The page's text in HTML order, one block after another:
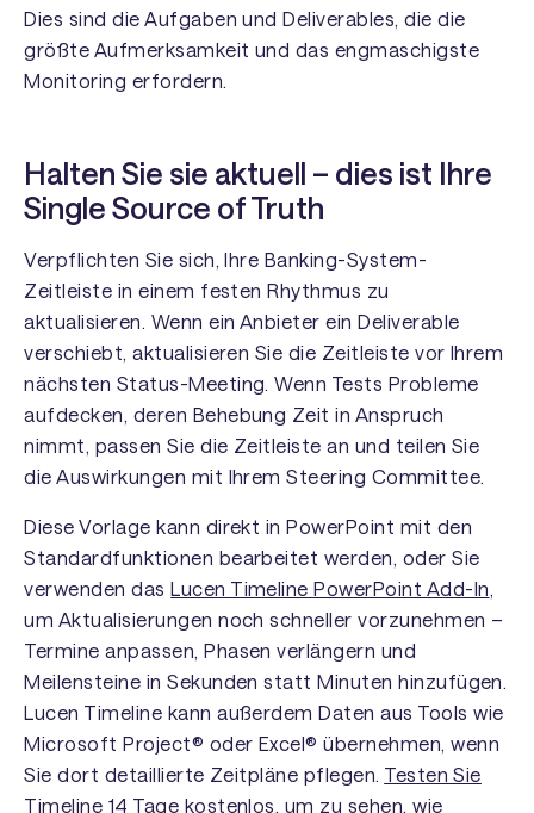
Dies sind die Aufgaben und Deliverables, die die
größte Aufmerksamkeit und das engmaschigste
Monitoring erfordern.
Halten Sie sie aktuell – dies ist Ihre
Single Source of Truth
Verpflichten Sie sich, Ihre Banking-System-
Zeitleiste in einem festen Rhythmus zu
aktualisieren. Wenn ein Anbieter ein Deliverable
verschiebt, aktualisieren Sie die Zeitleiste vor Ihrem
nächsten Status-Meeting. Wenn Tests Probleme
aufdecken, deren Behebung Zeit in Anspruch
nimmt, passen Sie die Zeitleiste an und teilen Sie
die Auswirkungen mit Ihrem Steering Committee.
Diese Vorlage kann direkt in PowerPoint mit den
Standardfunktionen bearbeitet werden, oder Sie
verwenden dasLucen Timeline PowerPoint Add-In,
um Aktualisierungen noch schneller vorzunehmen –
Termine anpassen, Phasen verlängern und
Meilensteine in Sekunden statt Minuten hinzufügen.
Lucen Timeline kann außerdem Daten aus Tools wie
Microsoft Project® oder Excel® übernehmen, wenn
Sie dort detaillierte Zeitpläne pflegen. Testen Sie
Timeline 14 Tage kostenlos, um zu sehen, wie